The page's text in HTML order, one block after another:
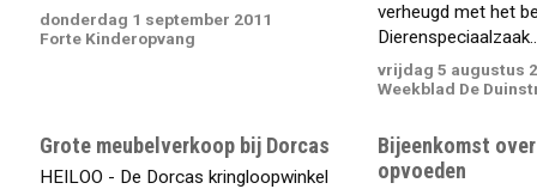
donderdag 1 september 2011
Forte Kinderopvang
verheugd met het
vrijdag 5 augustus
Weekblad De
Grote meubelverkoop bij Dorcas
HEILOO - De Dorcas kringloopwinkel
Bijeenkomst
opvoeden